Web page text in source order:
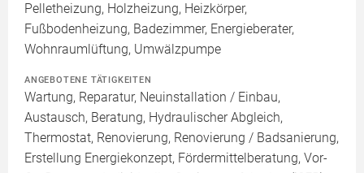
Pelletheizung, Holzheizung, Heizkörper,
Fußbodenheizung, Badezimmer, Energieberater,
Wohnraumlüftung, Umwälzpumpe
ANGEBOTENE TÄTIGKEITEN
Wartung, Reparatur, Neuinstallation / Einbau,
Austausch, Beratung, Hydraulischer Abgleich,
Thermostat, Renovierung, Renovierung / Badsanierung,
Erstellung Energiekonzept, Fördermittelberatung, Vor-